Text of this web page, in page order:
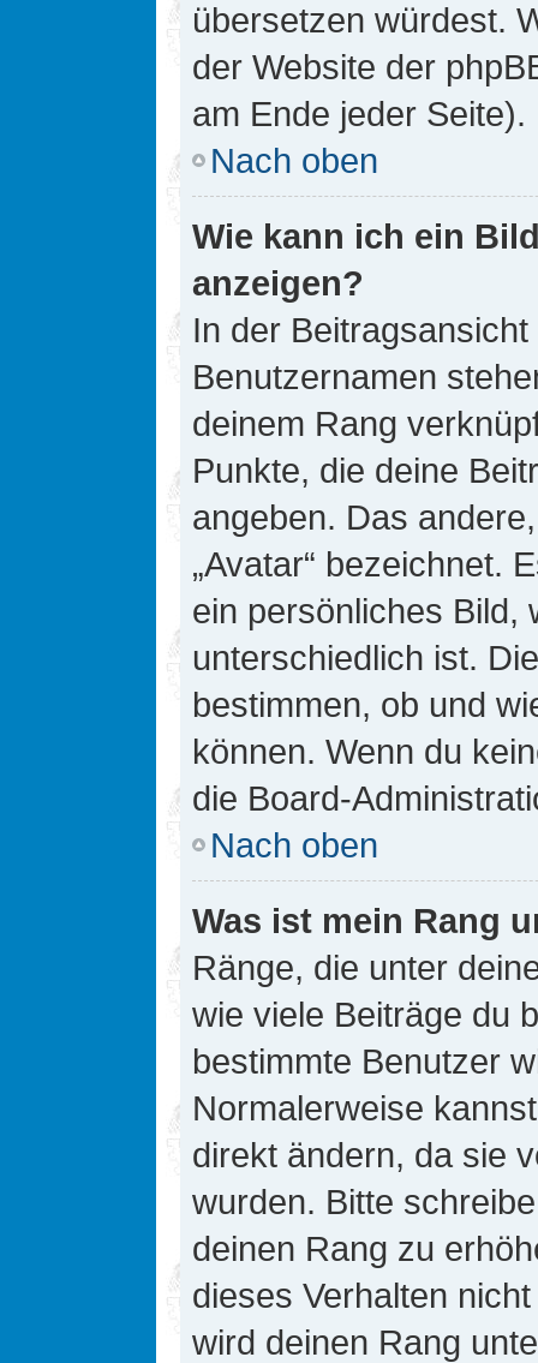
übersetzen würdest.
der Website der
am Ende jeder Seite).
Nach oben
Wie kann ich ein
anzeigen?
In der
Benutzernamen
deinem Rang
Punkte, die deine
angeben. Das
„Avatar“ bezeichnet.
ein persönliches Bild,
unterschiedlich ist.
bestimmen, ob und
können. Wenn du
die Board-
Nach oben
Was ist mein Rang
Ränge, die unter
wie viele Beiträge du
bestimmte Benutzer
Normalerweise
direkt ändern, da sie
wurden. Bitte
deinen Rang zu
dieses Verhalten
wird deinen Rang